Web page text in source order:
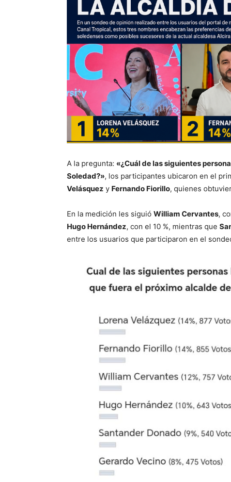
A la pregunta: «¿Cuál de las siguientes
Soledad?», los participantes ubicaron en el
Velásquez y Fernando Fiorillo, quienes
En la medición les siguió William Cervantes,
Hugo Hernández, con el 10 %, mientras que
entre los usuarios que participaron en el